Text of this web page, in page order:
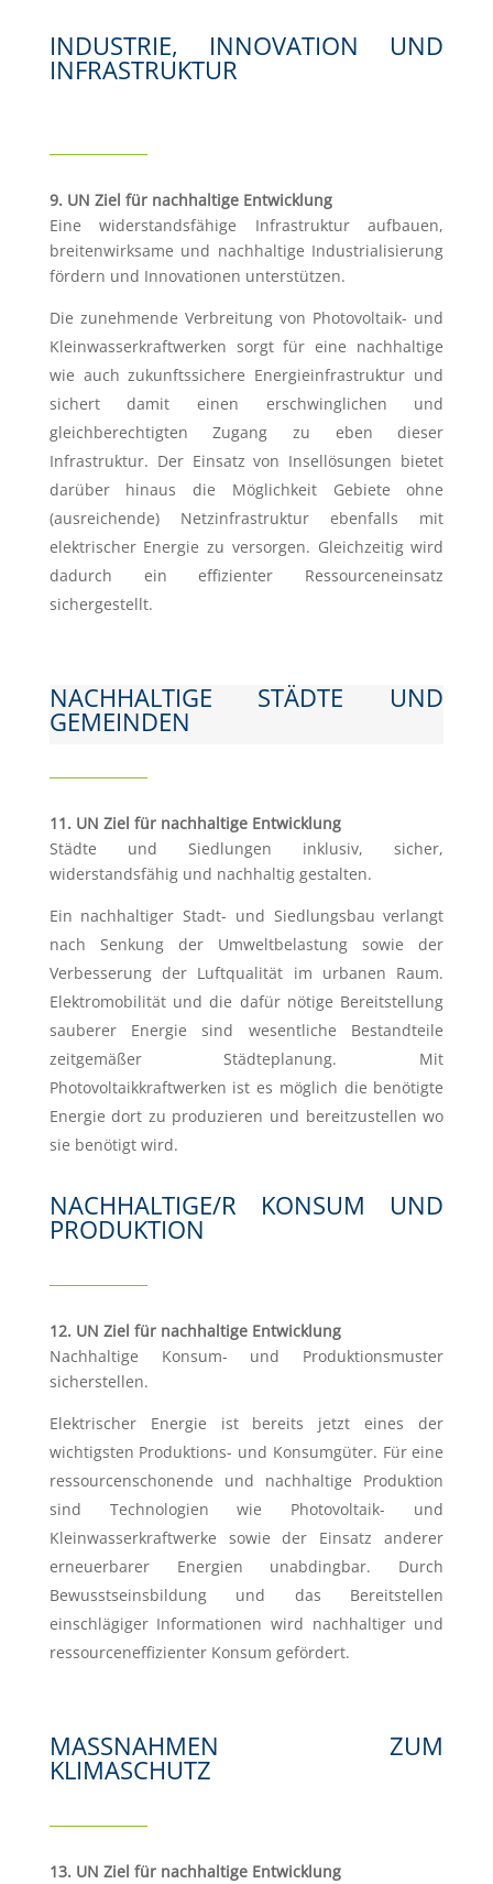
INDUSTRIE, INNOVATION UND
INFRASTRUKTUR
9. UN Ziel für nachhaltige Entwicklung
Eine widerstandsfähige Infrastruktur aufbauen,
breitenwirksame und nachhaltige Industrialisierung
fördern und Innovationen unterstützen.
Die zunehmende Verbreitung von Photovoltaik- und
Kleinwasserkraftwerken sorgt für eine nachhaltige
wie auch zukunftssichere Energieinfrastruktur und
sichert damit einen erschwinglichen und
gleichberechtigten Zugang zu eben dieser
Infrastruktur. Der Einsatz von Insellösungen bietet
darüber hinaus die Möglichkeit Gebiete ohne
(ausreichende) Netzinfrastruktur ebenfalls mit
elektrischer Energie zu versorgen. Gleichzeitig wird
dadurch ein effizienter Ressourceneinsatz
sichergestellt.
NACHHALTIGE STÄDTE UND
GEMEINDEN
11. UN Ziel für nachhaltige Entwicklung
Städte und Siedlungen inklusiv, sicher,
widerstandsfähig und nachhaltig gestalten.
Ein nachhaltiger Stadt- und Siedlungsbau verlangt
nach Senkung der Umweltbelastung sowie der
Verbesserung der Luftqualität im urbanen Raum.
Elektromobilität und die dafür nötige Bereitstellung
sauberer Energie sind wesentliche Bestandteile
zeitgemäßer Städteplanung. Mit
Photovoltaikkraftwerken ist es möglich die benötigte
Energie dort zu produzieren und bereitzustellen wo
sie benötigt wird.
NACHHALTIGE/R KONSUM UND
PRODUKTION
12. UN Ziel für nachhaltige Entwicklung
Nachhaltige Konsum- und Produktionsmuster
sicherstellen.
Elektrischer Energie ist bereits jetzt eines der
wichtigsten Produktions- und Konsumgüter. Für eine
ressourcenschonende und nachhaltige Produktion
sind Technologien wie Photovoltaik- und
Kleinwasserkraftwerke sowie der Einsatz anderer
erneuerbarer Energien unabdingbar. Durch
Bewusstseinsbildung und das Bereitstellen
einschlägiger Informationen wird nachhaltiger und
ressourceneffizienter Konsum gefördert.
MASSNAHMEN ZUM K
LIMASCHUTZ
13. UN Ziel für nachhaltige Entwicklung